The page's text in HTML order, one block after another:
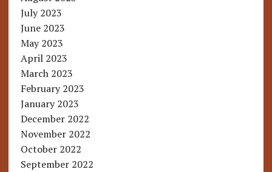
July 2023
June 2023
May 2023
April 2023
March 2023
February 2023
January 2023
December 2022
November 2022
October 2022
September 2022